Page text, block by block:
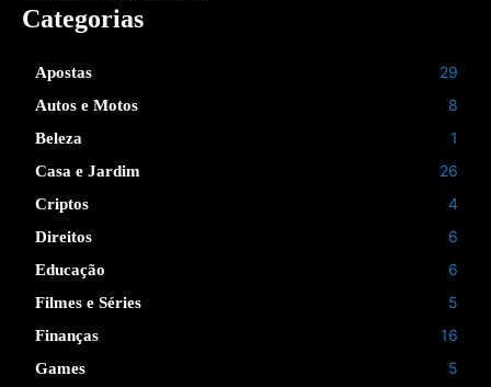
Categorias
Apostas 29
Autos e Motos 8
Beleza 1
Casa e Jardim 26
Criptos 4
Direitos 6
Educação 6
Filmes e Séries 5
Finanças 16
Games 5